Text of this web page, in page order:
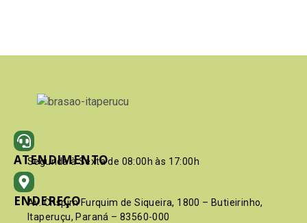
ATENDIMENTO
Segunda à Sexta de 08:00h às 17:00h
ENDEREÇO
Av. Crispim Furquim de Siqueira, 1800 – Butieirinho,
Itaperuçu, Paraná – 83560-000